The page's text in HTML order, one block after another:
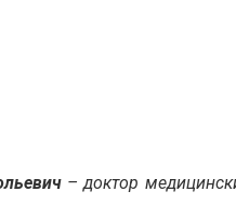
– доктор